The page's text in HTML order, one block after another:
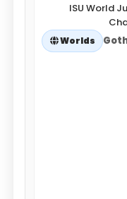
ISU World
Worlds